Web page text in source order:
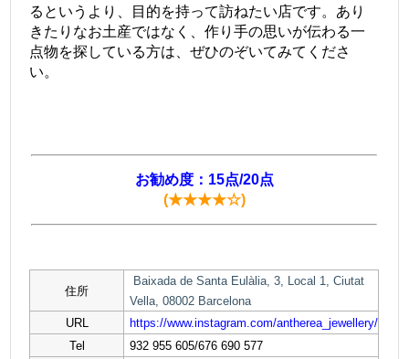
るというより、目的を持って訪ねたい店です。あり
きたりなお土産ではなく、作り手の思いが伝わる一
点物を探している方は、ぜひのぞいてみてくださ
い。
お勧め度：15点/20点
(★★★★☆)
住所
Baixada de Santa Eulàlia, 3, Local 1, Ciutat
Vella, 08002 Barcelona
URL
https://www.instagram.com/antherea_jewellery/
Tel
932 955 605/676 690 577